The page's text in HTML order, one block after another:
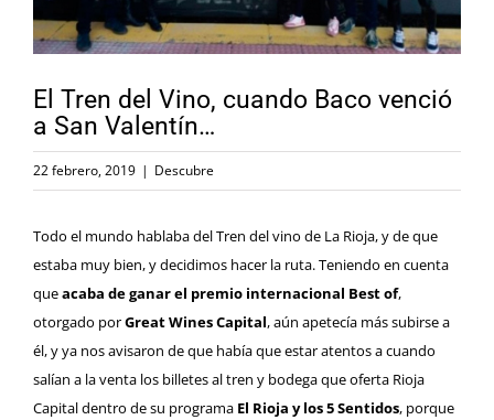
El Tren del Vino, cuando Baco venció
a San Valentín…
22 febrero, 2019 | Descubre
Todo el mundo hablaba del Tren del vino de La Rioja, y de que
estaba muy bien, y decidimos hacer la ruta. Teniendo en cuenta
queacaba de ganar el premio internacional Best of,
otorgado porGreat Wines Capital, aún apetecía más subirse a
él, y ya nos avisaron de que había que estar atentos a cuando
salían a la venta los billetes al tren y bodega que oferta Rioja
Capital dentro de su programa El Rioja y los 5 Sentidos, porque